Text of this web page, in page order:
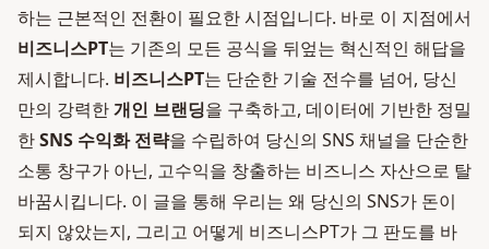
하는 근본적인 전환이 필요한 시점입니다. 바로 이 지점에서
비즈니스PT는 기존의 모든 공식을 뒤엎는 혁신적인 해답을
제시합니다. 비즈니스PT는 단순한 기술 전수를 넘어, 당신
만의 강력한개인 브랜딩을 구축하고, 데이터에 기반한 정밀
한SNS 수익화 전략을 수립하여 당신의 SNS 채널을 단순한
소통 창구가 아닌, 고수익을 창출하는 비즈니스 자산으로 탈
바꿈시킵니다. 이 글을 통해 우리는 왜 당신의 SNS가 돈이
되지 않았는지, 그리고 어떻게 비즈니스PT가 그 판도를 바